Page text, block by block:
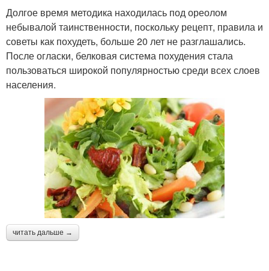
Долгое время методика находилась под ореолом
небывалой таинственности, поскольку рецепт, правила и
советы как похудеть, больше 20 лет не разглашались.
После огласки, белковая система похудения стала
пользоваться широкой популярностью среди всех слоев
населения.
читать дальше →